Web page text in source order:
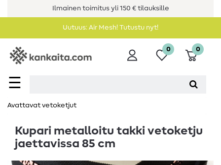
Ilmainen toimitus yli 150 € tilauksille
Uutuus: Air Mesh! Tutustu nyt!
☰
0 0
Avattavat vetoketjut
Kupari metalloitu takki vetoketju
jaettavissa 85 cm